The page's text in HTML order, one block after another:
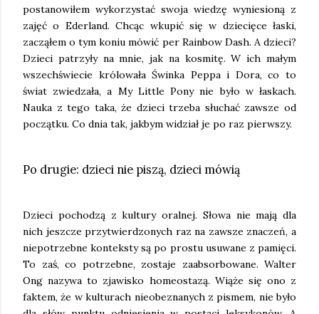
postanowiłem wykorzystać swoja wiedzę wyniesioną z
zajęć o Ederland. Chcąc wkupić się w dziecięce łaski,
zacząłem o tym koniu mówić per Rainbow Dash. A dzieci?
Dzieci patrzyły na mnie, jak na kosmitę. W ich małym
wszechświecie królowała Świnka Peppa i Dora, co to
świat zwiedzała, a My Little Pony nie było w łaskach.
Nauka z tego taka, że dzieci trzeba słuchać zawsze od
początku. Co dnia tak, jakbym widział je po raz pierwszy.
Po drugie: dzieci nie piszą, dzieci mówią
Dzieci pochodzą z kultury oralnej. Słowa nie mają dla
nich jeszcze przytwierdzonych raz na zawsze znaczeń, a
niepotrzebne konteksty są po prostu usuwane z pamięci.
To zaś, co potrzebne, zostaje zaabsorbowane. Walter
Ong nazywa to zjawisko homeostazą. Wiąże się ono z
faktem, że w kulturach nieobeznanych z pismem, nie było